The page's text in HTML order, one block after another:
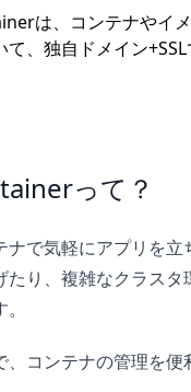
は、コンテナやイ
て、独自ドメイン
って？
ナで気軽にアプリを
たり、複雑なクラス
、コンテナの管理を